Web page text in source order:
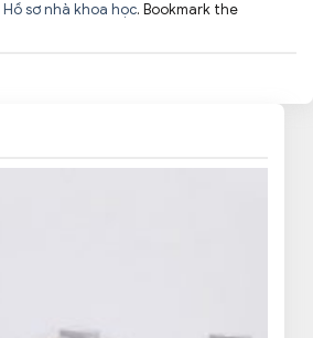
Hồ sơ nhà khoa học. Bookmark the